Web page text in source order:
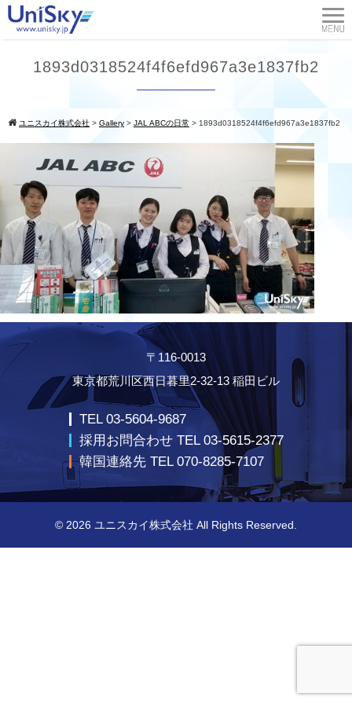
1893d0318524f4f6efd967a3e1837fb2
ユニスカイ株式会社 > Gallery > JAL ABCの日常 > 1893d0318524f4f6efd967a3e1837fb2
〒116-0013
東京都荒川区西日暮里2-32-13 稲田ビル
TEL 03-5604-9687
採用お問合わせ TEL 03-5615-2377
韓国連絡先 TEL 070-8285-7107
© 2026 ユニスカイ株式会社 All Rights Reserved.